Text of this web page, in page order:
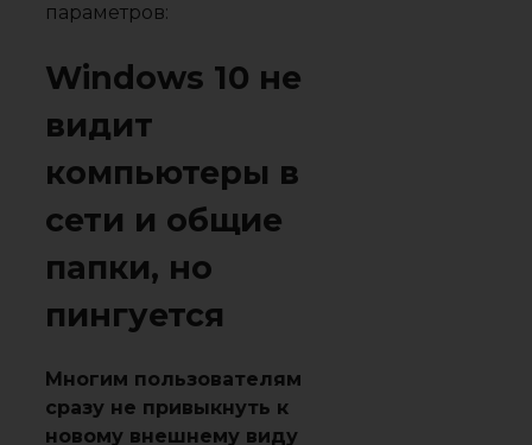
параметров:
Windows 10 не
видит
компьютеры в
сети и общие
папки, но
пингуется
Многим пользователям
сразу не привыкнуть к
новому внешнему виду